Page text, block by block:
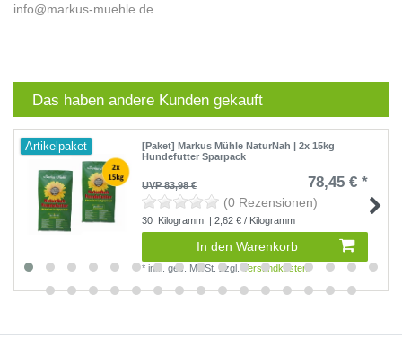
info@markus-muehle.de
Das haben andere Kunden gekauft
Artikelpaket
[Paket] Markus Mühle NaturNah | 2x 15kg
Hundefutter Sparpack
UVP 83,98 € 78,45 € *
(0 Rezensionen)
30 Kilogramm | 2,62 € / Kilogramm
In den Warenkorb
*inkl. ges. MwSt. zzgl. Versandkosten